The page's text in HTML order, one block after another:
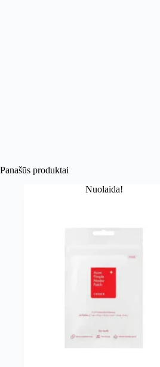
Panašūs produktai
Nuolaida!